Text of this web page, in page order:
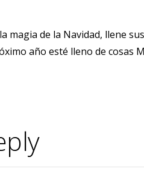
magia de la Navidad, llene
año esté lleno de cosas